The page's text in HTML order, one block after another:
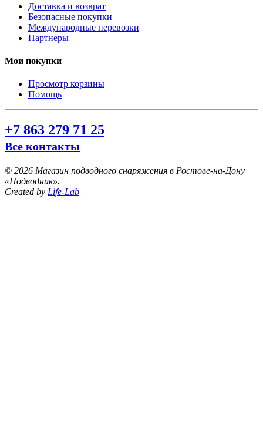
Доставка и возврат
Безопасные покупки
Международные перевозки
Партнеры
Мои покупки
Просмотр корзины
Помощь
+7 863 279 71 25
Все контакты
© 2026 Магазин подводного снаряжения в Ростове-на-Дону
«Подводник».
Created by Life-Lab